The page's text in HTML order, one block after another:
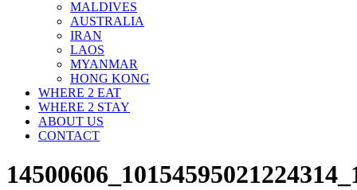
MALDIVES
AUSTRALIA
IRAN
LAOS
MYANMAR
HONG KONG
WHERE 2 EAT
WHERE 2 STAY
ABOUT US
CONTACT